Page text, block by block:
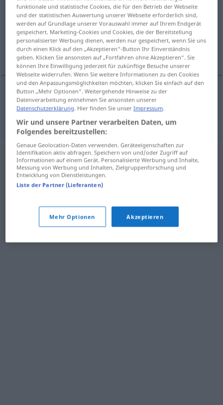
Übersicht aller Übersetzungen
(Für mehr Details die Übersetzung anklicken/antippen)
Illegalität
Illegalitätf ilegalita
funktionale und statistische Cookies, die für den Betrieb der Webseite
und der statistischen Auswertung unserer Webseite erforderlich sind,
werden auf Grundlage unserer Vorauswahl immer auf Ihrem Endgerät
gespeichert. Marketing-Cookies und Cookies, die der Bereitstellung
personalisierter Werbung dienen, werden nur gespeichert, wenn Sie uns
durch einen Klick auf den „Akzeptieren“-Button Ihr Einverständnis
geben. Klicken Sie ansonsten auf „Fortfahren ohne Akzeptieren“. Sie
können Ihre Einwilligung jederzeit für zukünftige Besuche unserer
Webseite widerrufen. Wenn Sie weitere Informationen zu den Cookies
und den Anpassungsmöglichkeiten möchten, klicken Sie einfach auf den
Button „Mehr Optionen“. Weitergehende Hinweise zu der
Datenverarbeitung entnehmen Sie ansonsten unserer
Datenschutzerklärung . Hier finden Sie unserImpressum
Wir und unsere Partner verarbeiten Daten, um
Folgendes bereitzustellen:
Genaue Geolocation-Daten verwenden. Geräteeigenschaften zur
Identifikation aktiv abfragen. Speichern von und/oder Zugriff auf
Informationen auf einem Gerät. Personalisierte Werbung und Inhalte,
Messung von Werbung und Inhalten, Zielgruppenforschung und
Entwicklung von Dienstleistungen.
Liste der Partner (Lieferanten)
Mehr Optionen Akzeptieren